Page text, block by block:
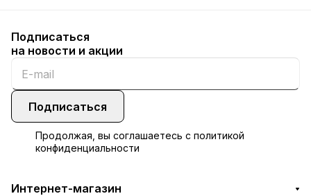
Подписаться
на новости и акции
Подписаться
Продолжая, вы соглашаетесь с политикой
конфиденциальности
Интернет-магазин